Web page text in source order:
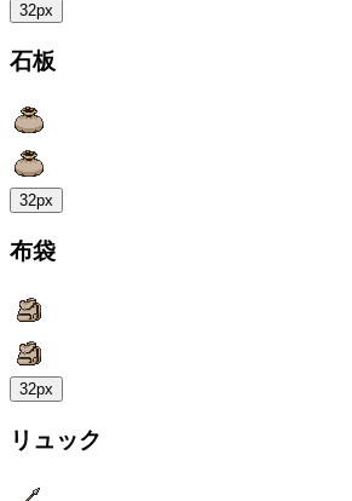
32px
石板
32px
布袋
32px
リュック